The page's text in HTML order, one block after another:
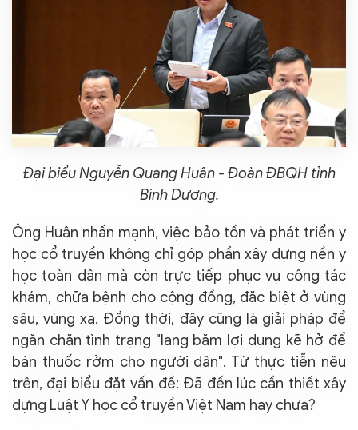
Đại biểu Nguyễn Quang Huân - Đoàn ĐBQH tỉnh
Bình Dương.
Ông Huân nhấn mạnh, việc bảo tồn và phát triển y
học cổ truyền không chỉ góp phần xây dựng nền y
học toàn dân mà còn trực tiếp phục vụ công tác
khám, chữa bệnh cho cộng đồng, đặc biệt ở vùng
sâu, vùng xa. Đồng thời, đây cũng là giải pháp để
ngăn chặn tình trạng "lang băm lợi dụng kẽ hở để
bán thuốc rởm cho người dân". Từ thực tiễn nêu
trên, đại biểu đặt vấn đề: Đã đến lúc cần thiết xây
dựng Luật Y học cổ truyền Việt Nam hay chưa?